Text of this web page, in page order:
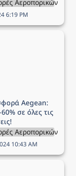
Αεροπορικών
6:19 PM
Aegean: Έως
Aegean:
σε όλες τις
Αεροπορικών
10:43 AM
Aegean -